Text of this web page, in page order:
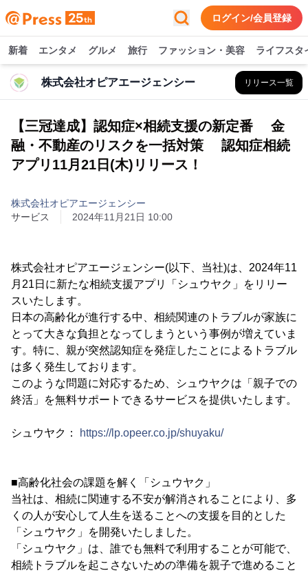
ログイン/会員登録
新着 エンタメ グルメ 旅行 ファッション・美容 ライフスタ
株式会社オピアエージェンシー リリース一覧
【三冠達成】認知症×相続支援の新定番 金
融・不動産のリスクを一括対策 認知症相続
アプリ11月21日(木)リリース！
株式会社オピアエージェンシー
サービス
2024年11月21日 10:00
株式会社オピアエージェンシー(以下、当社)は、2024年11
月21日に新たな相続支援アプリ「シュウヤク」をリリー
スいたします。
日本の高齢化が進行する中、相続関連のトラブルが家族に
とって大きな負担となってしまうという事例が増えていま
す。特に、親が突然認知症を発症したことによるトラブル
は多く発生しております。
このような問題に対応するため、シュウヤクは「親子での
終活」を無料サポートできるサービスを提供いたします。
シュウヤク： https://lp.opeer.co.jp/shuyaku/
■高齢化社会の課題を解く「シュウヤク」
当社は、相続に関連する不安が解消されることにより、多
くの人が安心して人生を送ることへの支援を目的とした
「シュウヤク」を開発いたしました。
「シュウヤク」は、誰でも無料で利用することが可能で、
相続トラブルを起こさないための準備を親子で進めること